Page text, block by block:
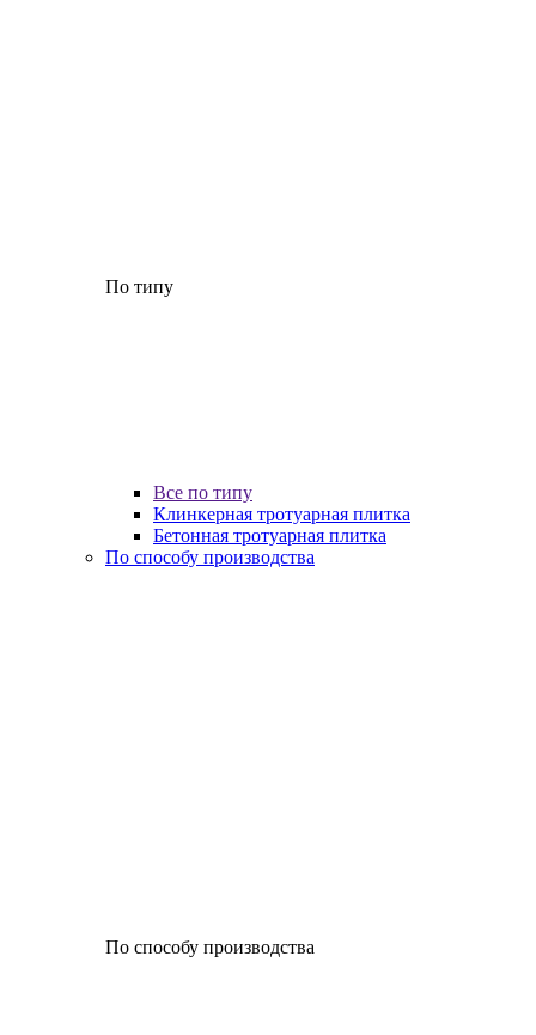
По типу
Все по типу
Клинкерная тротуарная плитка
Бетонная тротуарная плитка
По способу производства
По способу производства